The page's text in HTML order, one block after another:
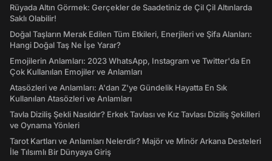
Rüyada Altın Görmek: Gerçekler de Saadetiniz de Çil Çil Altınlarda
Saklı Olabilir!
Doğal Taşların Merak Edilen Tüm Etkileri, Enerjileri ve Şifa Alanları:
Hangi Doğal Taş Ne İşe Yarar?
Emojilerin Anlamları: 2023 WhatsApp, Instagram ve Twitter'da En
Çok Kullanılan Emojiler ve Anlamları
Atasözleri ve Anlamları: A'dan Z'ye Gündelik Hayatta En Sık
Kullanılan Atasözleri ve Anlamları
Tavla Diziliş Şekli Nasıldır? Erkek Tavlası ve Kız Tavlası Diziliş Şekilleri
ve Oynama Yönleri
Tarot Kartları ve Anlamları Nelerdir? Majör ve Minör Arkana Desteleri
İle Tılsımlı Bir Dünyaya Giriş